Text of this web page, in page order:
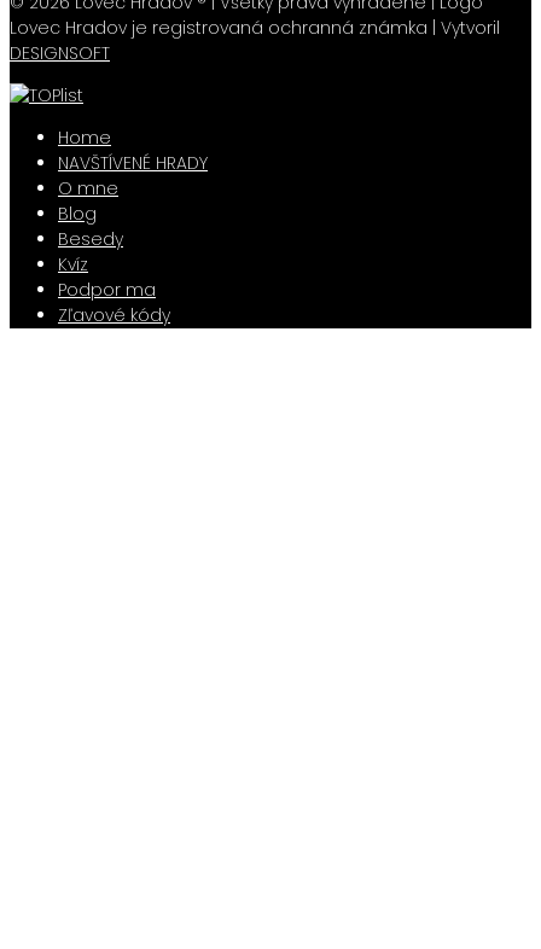
Lovec Hradov je registrovaná ochranná známka | Vytvoril
DESIGNSOFT
Home
NAVŠTÍVENÉ HRADY
O mne
Blog
Besedy
Kvíz
Podpor ma
Zľavové kódy